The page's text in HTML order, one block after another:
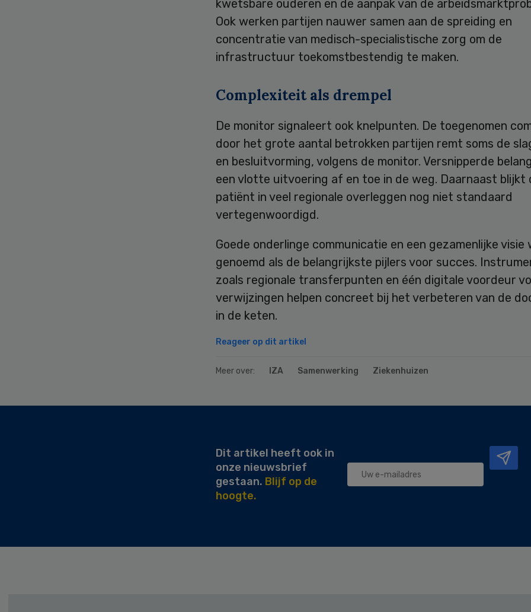
kwetsbare ouderen en de aanpak van de
Ook werken partijen nauwer samen aan de spreiding en
concentratie van medisch-specialistische zorg om de
infrastructuur toekomstbestendig te maken.
Complexiteit als drempel
De monitor signaleert ook knelpunten. De toegenomen
door het grote aantal betrokken partijen remt soms de
en besluitvorming, volgens de monitor. Versnipperde
een vlotte uitvoering af en toe in de weg. Daarnaast blijkt
patiënt in veel regionale overleggen nog niet standaard
vertegenwoordigd.
Goede onderlinge communicatie en een gezamenlijke visie
genoemd als de belangrijkste pijlers voor succes.
zoals regionale transferpunten en één digitale voordeur
verwijzingen helpen concreet bij het verbeteren van de
in de keten.
Reageer op dit artikel
Meer over: IZA Samenwerking Ziekenhuizen
Dit artikel heeft ook in
onze nieuwsbrief
gestaan. Blijf op de
hoogte.